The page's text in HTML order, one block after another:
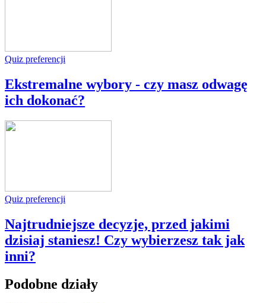
Quiz preferencji
Ekstremalne wybory - czy masz odwagę
ich dokonać?
Quiz preferencji
Najtrudniejsze decyzje, przed jakimi
dzisiaj staniesz! Czy wybierzesz tak jak
inni?
Podobne działy